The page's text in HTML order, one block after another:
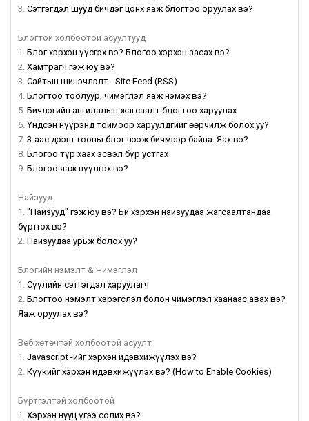
3. Сэтгэгдэл шууд бичдэг цонх яаж блогтоо оруулах вэ?
Блогтой холбоотой асуултууд
1. Блог хэрхэн үүсгэх вэ? Блогоо хэрхэн засах вэ?
2. Хамтрагч гэж юу вэ?
3. Сайтын шинэчлэлт - Site Feed (RSS)
4. Блогтоо тоолуур, чимэглэл яаж нэмэх вэ?
5. Бичлэгийн ангилалын жагсаалт блогтоо харуулах
6. Үндсэн нүүрэнд тоймоор харуулдгийг өөрчилж болох уу?
7. 3-аас дээш тооны блог нээж бичмээр байна. Яах вэ?
8. Блогоо түр хаах эсвэл бүр устгах
9. Блогоо яаж нүүлгэх вэ?
Найзууд
1. "Найзууд" гэж юу вэ? Би хэрхэн найзуудаа жагсаалтандаа
бүртгэх вэ?
2. Найзуудаа урьж болох уу?
Блогийн нэмэлт & Чимэглэл
1. Сүүлийн сэтгэгдэл харуулагч
2. Блогтоо нэмэлт хэрэгслэл болон чимэглэл хаанаас авах вэ?
Яаж оруулах вэ?
Веб хөтөчтэй холбоотой асуулт
1. Javascript -ийг хэрхэн идэвхижүүлэх вэ?
2. Күүкийг хэрхэн идэвхижүүлэх вэ? (How to Enable Cookies)
Бүртгэлтэй холбоотой
1. Хэрхэн нууц үгээ солих вэ?